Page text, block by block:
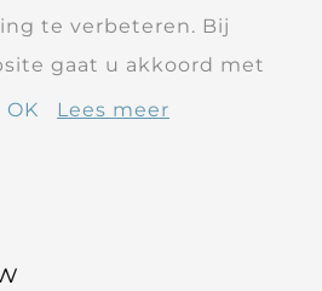
te verbeteren. Bij
gaat u akkoord met
OK Lees meer